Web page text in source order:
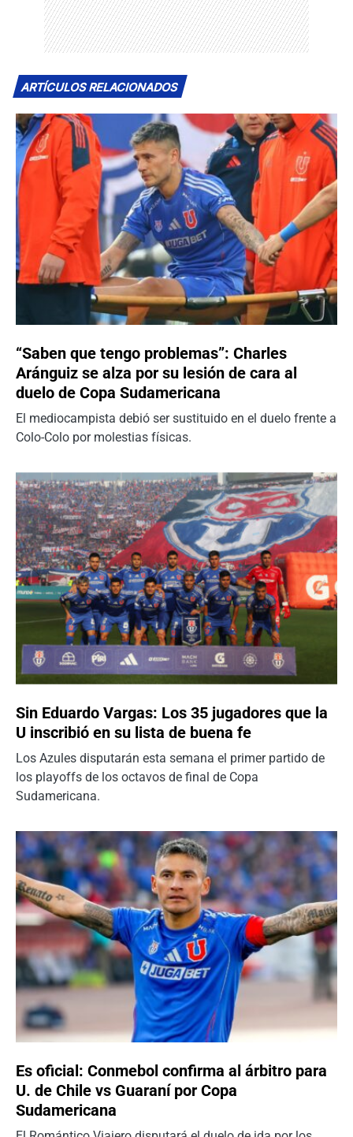
ARTÍCULOS RELACIONADOS
“Saben que tengo problemas”: Charles
Aránguiz se alza por su lesión de cara al
duelo de Copa Sudamericana
El mediocampista debió ser sustituido en el duelo frente a
Colo-Colo por molestias físicas.
Sin Eduardo Vargas: Los 35 jugadores que la
U inscribió en su lista de buena fe
Los Azules disputarán esta semana el primer partido de
los playoffs de los octavos de final de Copa
Sudamericana.
Es oficial: Conmebol confirma al árbitro para
U. de Chile vs Guaraní por Copa
Sudamericana